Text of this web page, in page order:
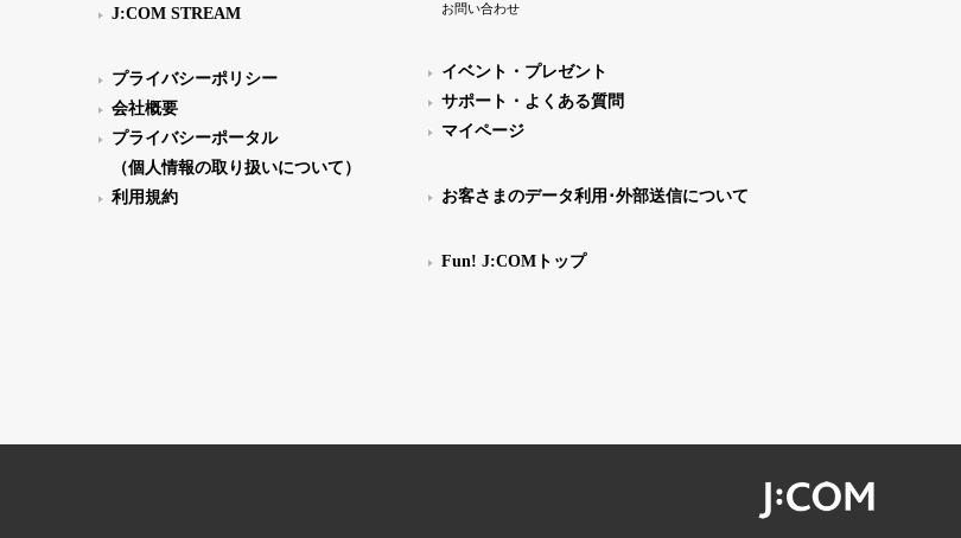
J:COM STREAM
プライバシーポリシー
会社概要
プライバシーポータル
（個人情報の取り扱いについて）
利用規約
お問い合わせ
イベント・プレゼント
サポート・よくある質問
マイページ
お客さまのデータ利用･外部送信について
Fun! J:COMトップ